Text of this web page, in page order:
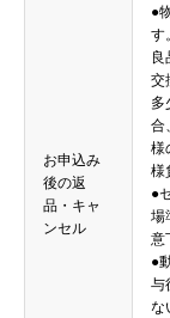
お申込み
後の返
品・キャ
ンセル
●
す
良
交
多
合
様
様
●
場
意
●
与
な